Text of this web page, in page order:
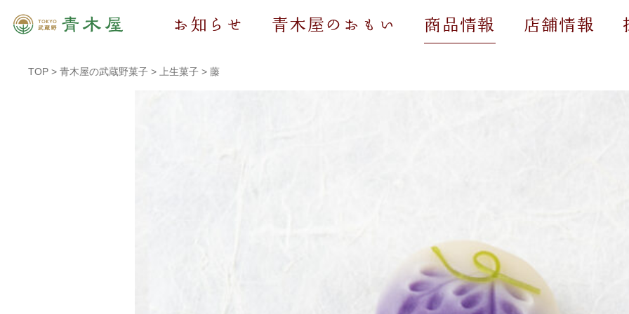
お知らせ 青木屋のおもい 商品情報 店舗情報
TOP > 青木屋の武蔵野菓子 > 上生菓子 > 藤